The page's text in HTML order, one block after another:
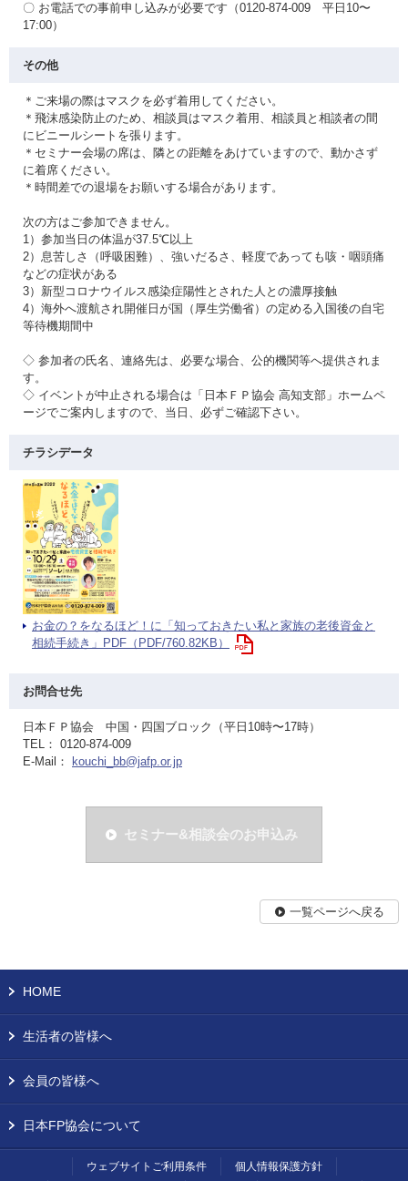
〇 お電話での事前申し込みが必要です（0120-874-009 平日10〜
17:00）
その他
＊ご来場の際はマスクを必ず着用してください。
＊飛沫感染防止のため、相談員はマスク着用、相談員と相談者の間
にビニールシートを張ります。
＊セミナー会場の席は、隣との距離をあけていますので、動かさず
に着席ください。
＊時間差での退場をお願いする場合があります。
次の方はご参加できません。
1）参加当日の体温が37.5℃以上
2）息苦しさ（呼吸困難）、強いだるさ、軽度であっても咳・咽頭痛
などの症状がある
3）新型コロナウイルス感染症陽性とされた人との濃厚接触
4）海外へ渡航され開催日が国（厚生労働省）の定める入国後の自宅
等待機期間中
◇ 参加者の氏名、連絡先は、必要な場合、公的機関等へ提供されま
す。
◇ イベントが中止される場合は「日本ＦＰ協会 高知支部」ホームペ
ージでご案内しますので、当日、必ずご確認下さい。
チラシデータ
お金の？をなるほど！に「知っておきたい私と家族の老後資金と
相続手続き」PDF（PDF/760.82KB）
お問合せ先
日本ＦＰ協会 中国・四国ブロック（平日10時〜17時）
TEL： 0120-874-009
E-Mail：
kouchi_bb@jafp.or.jp
セミナー&相談会のお申込み
一覧ページへ戻る
HOME
生活者の皆様へ
会員の皆様へ
日本FP協会について
ウェブサイトご利用条件 個人情報保護方針